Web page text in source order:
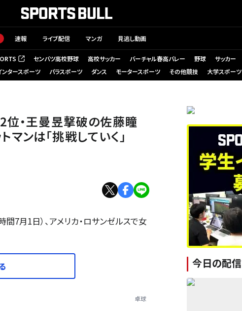
速報 ライブ配信 マンガ 見逃し動画
で開く） センバツ高校野球 高校サッカー バーチャル春高バレー 野球 サッカー
ンタースポーツ パラスポーツ ダンス モータースポーツ その他競技 大学スポーツ
位・王曼昱撃破の佐藤瞳
ンは「挑戦していく」
7月1日）、アメリカ・ロサンゼルスで女
卓球
今日の配信